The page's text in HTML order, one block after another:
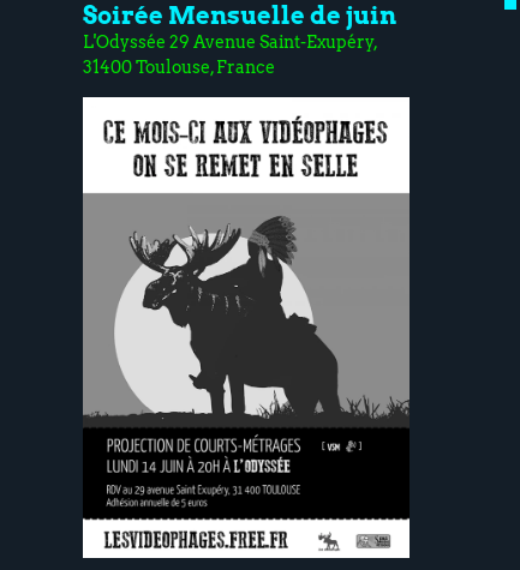
Soirée Mensuelle de juin
L'Odyssée 29 Avenue Saint-Exupéry,
31400 Toulouse, France